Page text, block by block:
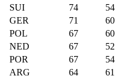
SUI 74
54
GER 71
60
POL 67
60
NED 67
52
POR 67
54
ARG 64
61